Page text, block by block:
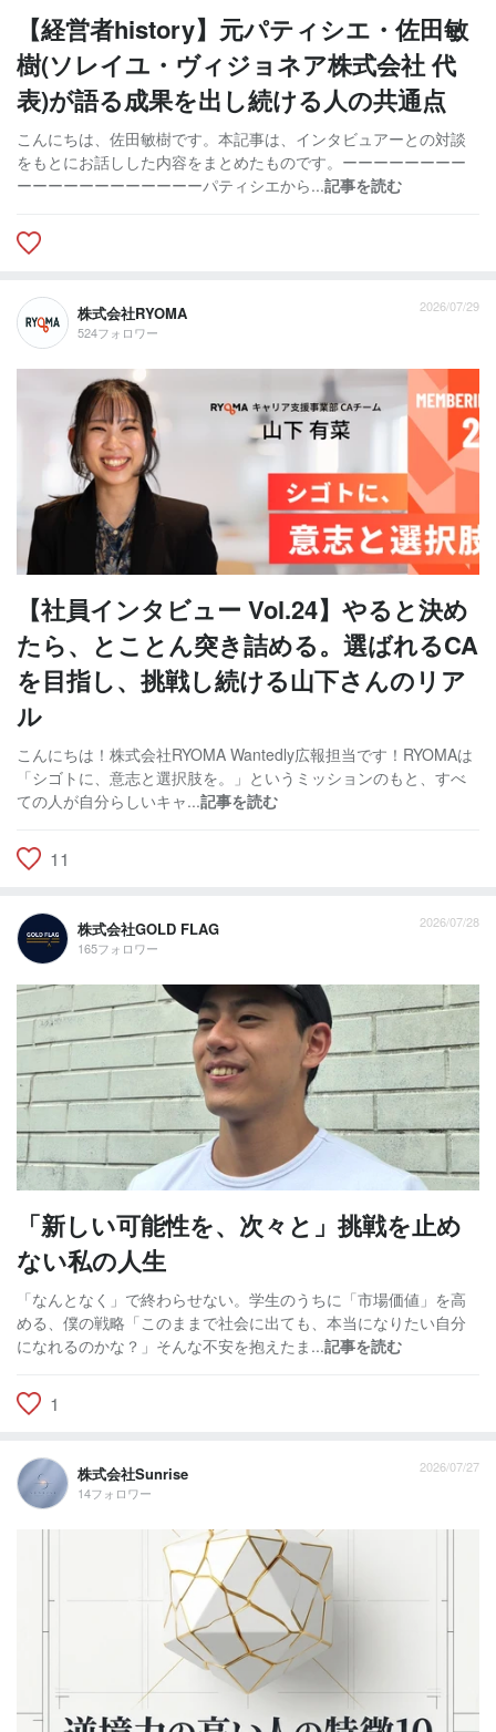
【経営者history】元パティシエ・佐田敏
樹(ソレイユ・ヴィジョネア株式会社 代
表)が語る成果を出し続ける人の共通点
こんにちは、佐田敏樹です。本記事は、インタビュアーとの対談
をもとにお話しした内容をまとめたものです。ーーーーーーーー
ーーーーーーーーーーーーパティシエから...記事を読む
株式会社RYOMA
524フォロワー
2026/07/29
【社員インタビュー Vol.24】やると決め
たら、とことん突き詰める。選ばれるCA
を目指し、挑戦し続ける山下さんのリア
ル
こんにちは！株式会社RYOMA Wantedly広報担当です！RYOMAは
「シゴトに、意志と選択肢を。」というミッションのもと、すべ
ての人が自分らしいキャ...記事を読む
11
株式会社GOLD FLAG
165フォロワー
2026/07/28
「新しい可能性を、次々と」挑戦を止め
ない私の人生
「なんとなく」で終わらせない。学生のうちに「市場価値」を高
める、僕の戦略「このままで社会に出ても、本当になりたい自分
になれるのかな？」そんな不安を抱えたま...記事を読む
1
株式会社Sunrise
14フォロワー
2026/07/27